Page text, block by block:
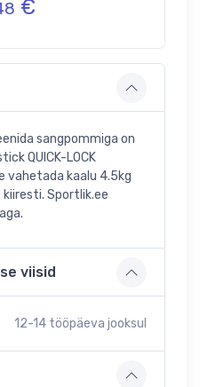
€
sangpommiga on
QUICK-LOCK
vahetada kaalu 4.5kg
Sportlik.ee
viisid
12-14 tööpäeva jooksul